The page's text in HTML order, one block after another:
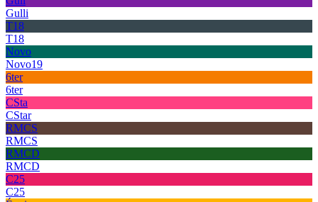
Gulli
T18
T18
Novo
Novo19
6ter
6ter
CSta
CStar
RMCS
RMCS
RMCD
RMCD
C25
C25